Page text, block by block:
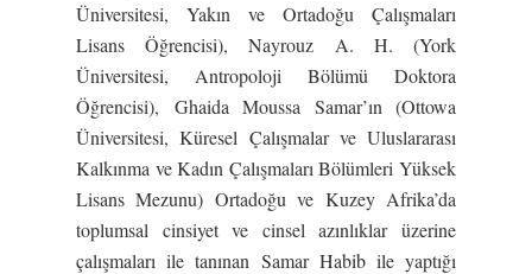
Üniversitesi, Yakın ve Ortadoğu Çalışmaları
Lisans Öğrencisi), Nayrouz A. H. (York
Üniversitesi, Antropoloji Bölümü Doktora
Öğrencisi), Ghaida Moussa Samar’ın (Ottowa
Üniversitesi, Küresel Çalışmalar ve Uluslararası
Kalkınma ve Kadın Çalışmaları Bölümleri Yüksek
Lisans Mezunu) Ortadoğu ve Kuzey Afrika’da
toplumsal cinsiyet ve cinsel azınlıklar üzerine
çalışmaları ile tanınan Samar Habib ile yaptığı